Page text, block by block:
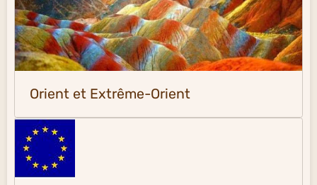
Orient et Extrême-Orient